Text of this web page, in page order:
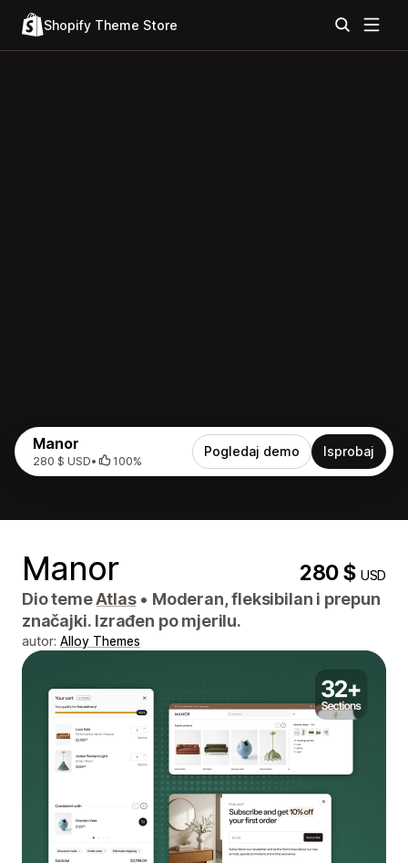
Shopify Theme Store
Manor
280 $ USD• 100%
Pogledaj demo Isprobaj
Manor 280 $USD
Dio temeAtlas • Moderan, fleksibilan i prepun
značajki. Izrađen po mjerilu.
autor: Alloy Themes